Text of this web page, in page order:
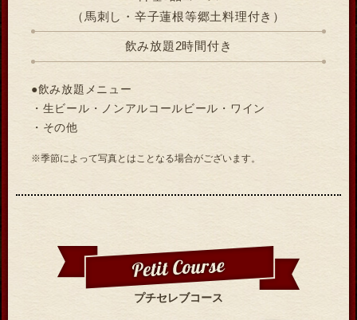
（馬刺し・辛子蓮根等郷土料理付き）
飲み放題2時間付き
●飲み放題メニュー
・生ビール・ノンアルコールビール・ワイン
・その他
※季節によって写真とはことなる場合がございます。
プチセレブコース